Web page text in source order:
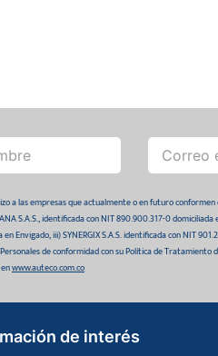
a las empresas que actualmente o en futuro conformen
S.A.S., identificada con NIT 890.900.317-0
en Envigado, iii) SYNERGIX S.A.S. identificada con NIT
de conformidad con su Política de
www.auteco.com.co
de interés